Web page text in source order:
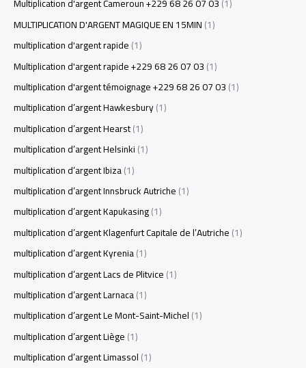
Multiplication d'argent Cameroun +229 68 26 07 03(1)
MULTIPLICATION D'ARGENT MAGIQUE EN 15MIN(1)
multiplication d'argent rapide(1)
Multiplication d'argent rapide +229 68 26 07 03(1)
multiplication d'argent témoignage +229 68 26 07 03(1)
multiplication d’argent Hawkesbury(1)
multiplication d’argent Hearst(1)
multiplication d’argent Helsinki(1)
multiplication d’argent Ibiza(1)
multiplication d’argent Innsbruck Autriche(1)
multiplication d’argent Kapukasing(1)
multiplication d’argent Klagenfurt Capitale de l’Autriche(1)
multiplication d’argent Kyrenia(1)
multiplication d’argent Lacs de Plitvice(1)
multiplication d’argent Larnaca(1)
multiplication d’argent Le Mont-Saint-Michel(1)
multiplication d’argent Liège(1)
multiplication d’argent Limassol(1)